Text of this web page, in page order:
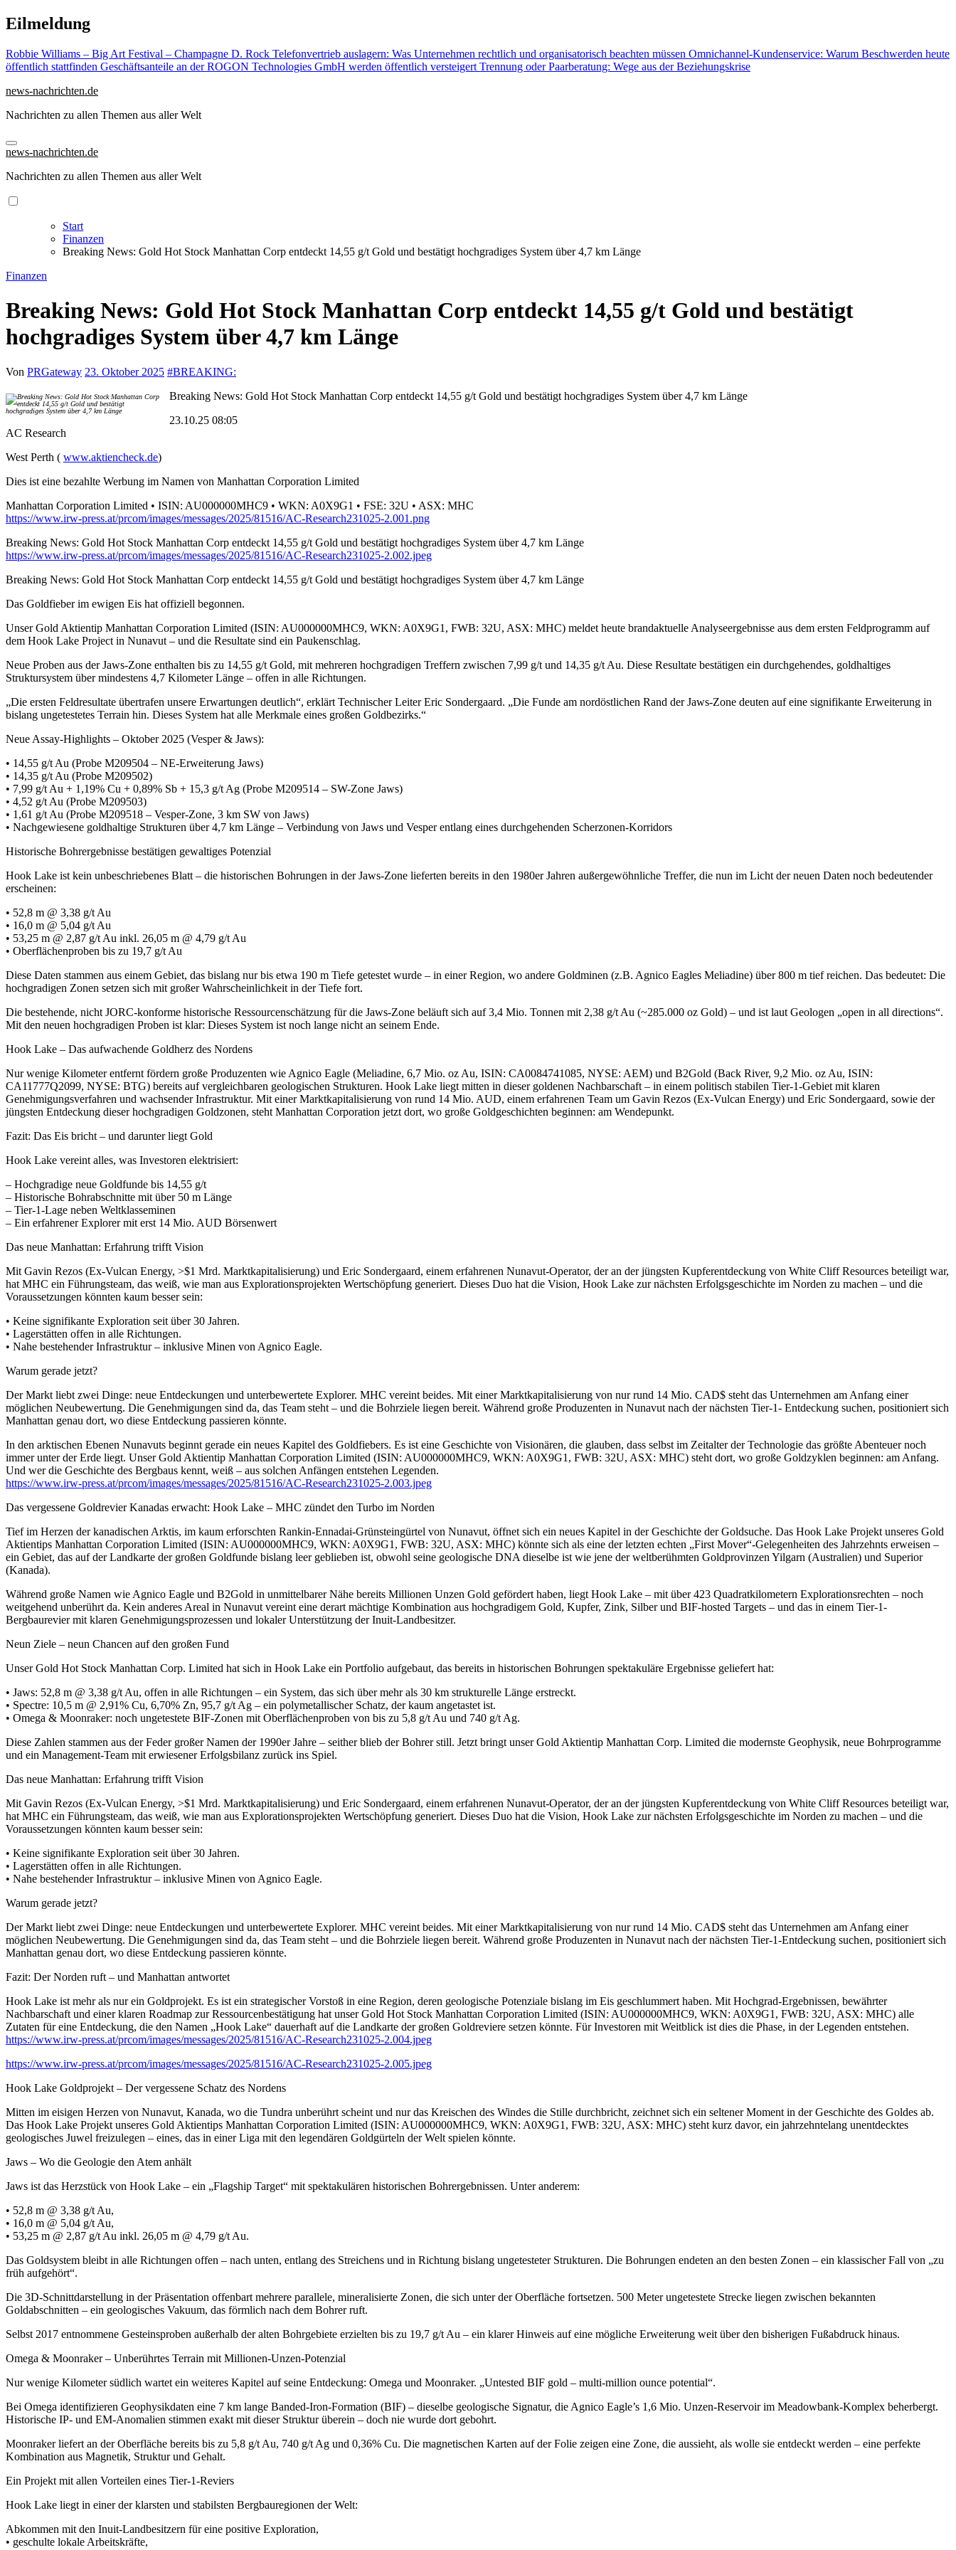
Zu
Inhalten
Eilmeldung
Robbie Williams – Big Art Festival – Champagne D. Rock Telefonvertrieb auslagern: Was Unternehmen rechtlich und organisatorisch beachten müssen Omnichannel-Kundenservice: Warum Beschwerden heute
öffentlich stattfinden Geschäftsanteile an der ROGON Technologies GmbH werden öffentlich versteigert Trennung oder Paarberatung: Wege aus der Beziehungskrise
news-nachrichten.de
Nachrichten zu allen Themen aus aller Welt
news-nachrichten.de
Nachrichten zu allen Themen aus aller Welt
Start
Finanzen
Breaking News: Gold Hot Stock Manhattan Corp entdeckt 14,55 g/t Gold und bestätigt hochgradiges System über 4,7 km Länge
Finanzen
Breaking News: Gold Hot Stock Manhattan Corp entdeckt 14,55 g/t Gold und bestätigt
hochgradiges System über 4,7 km Länge
Von PRGateway 23. Oktober 2025 #BREAKING:
Breaking News: Gold Hot Stock Manhattan Corp entdeckt 14,55 g/t Gold und bestätigt hochgradiges System über 4,7 km Länge
23.10.25 08:05
AC Research
West Perth ( www.aktiencheck.de)
Dies ist eine bezahlte Werbung im Namen von Manhattan Corporation Limited
Manhattan Corporation Limited • ISIN: AU000000MHC9 • WKN: A0X9G1 • FSE: 32U • ASX: MHC
https://www.irw-press.at/prcom/images/messages/2025/81516/AC-Research231025-2.001.png
Breaking News: Gold Hot Stock Manhattan Corp entdeckt 14,55 g/t Gold und bestätigt hochgradiges System über 4,7 km Länge
https://www.irw-press.at/prcom/images/messages/2025/81516/AC-Research231025-2.002.jpeg
Breaking News: Gold Hot Stock Manhattan Corp entdeckt 14,55 g/t Gold und bestätigt hochgradiges System über 4,7 km Länge
Das Goldfieber im ewigen Eis hat offiziell begonnen.
Unser Gold Aktientip Manhattan Corporation Limited (ISIN: AU000000MHC9, WKN: A0X9G1, FWB: 32U, ASX: MHC) meldet heute brandaktuelle Analyseergebnisse aus dem ersten Feldprogramm auf
dem Hook Lake Project in Nunavut – und die Resultate sind ein Paukenschlag.
Neue Proben aus der Jaws-Zone enthalten bis zu 14,55 g/t Gold, mit mehreren hochgradigen Treffern zwischen 7,99 g/t und 14,35 g/t Au. Diese Resultate bestätigen ein durchgehendes, goldhaltiges
Struktursystem über mindestens 4,7 Kilometer Länge – offen in alle Richtungen.
„Die ersten Feldresultate übertrafen unsere Erwartungen deutlich“, erklärt Technischer Leiter Eric Sondergaard. „Die Funde am nordöstlichen Rand der Jaws-Zone deuten auf eine signifikante Erweiterung in
bislang ungetestetes Terrain hin. Dieses System hat alle Merkmale eines großen Goldbezirks.“
Neue Assay-Highlights – Oktober 2025 (Vesper & Jaws):
• 14,55 g/t Au (Probe M209504 – NE-Erweiterung Jaws)
• 14,35 g/t Au (Probe M209502)
• 7,99 g/t Au + 1,19% Cu + 0,89% Sb + 15,3 g/t Ag (Probe M209514 – SW-Zone Jaws)
• 4,52 g/t Au (Probe M209503)
• 1,61 g/t Au (Probe M209518 – Vesper-Zone, 3 km SW von Jaws)
• Nachgewiesene goldhaltige Strukturen über 4,7 km Länge – Verbindung von Jaws und Vesper entlang eines durchgehenden Scherzonen-Korridors
Historische Bohrergebnisse bestätigen gewaltiges Potenzial
Hook Lake ist kein unbeschriebenes Blatt – die historischen Bohrungen in der Jaws-Zone lieferten bereits in den 1980er Jahren außergewöhnliche Treffer, die nun im Licht der neuen Daten noch bedeutender
erscheinen:
• 52,8 m @ 3,38 g/t Au
• 16,0 m @ 5,04 g/t Au
• 53,25 m @ 2,87 g/t Au inkl. 26,05 m @ 4,79 g/t Au
• Oberflächenproben bis zu 19,7 g/t Au
Diese Daten stammen aus einem Gebiet, das bislang nur bis etwa 190 m Tiefe getestet wurde – in einer Region, wo andere Goldminen (z.B. Agnico Eagles Meliadine) über 800 m tief reichen. Das bedeutet: Die
hochgradigen Zonen setzen sich mit großer Wahrscheinlichkeit in der Tiefe fort.
Die bestehende, nicht JORC-konforme historische Ressourcenschätzung für die Jaws-Zone beläuft sich auf 3,4 Mio. Tonnen mit 2,38 g/t Au (~285.000 oz Gold) – und ist laut Geologen „open in all directions“.
Mit den neuen hochgradigen Proben ist klar: Dieses System ist noch lange nicht an seinem Ende.
Hook Lake – Das aufwachende Goldherz des Nordens
Nur wenige Kilometer entfernt fördern große Produzenten wie Agnico Eagle (Meliadine, 6,7 Mio. oz Au, ISIN: CA0084741085, NYSE: AEM) und B2Gold (Back River, 9,2 Mio. oz Au, ISIN:
CA11777Q2099, NYSE: BTG) bereits auf vergleichbaren geologischen Strukturen. Hook Lake liegt mitten in dieser goldenen Nachbarschaft – in einem politisch stabilen Tier-1-Gebiet mit klaren
Genehmigungsverfahren und wachsender Infrastruktur. Mit einer Marktkapitalisierung von rund 14 Mio. AUD, einem erfahrenen Team um Gavin Rezos (Ex-Vulcan Energy) und Eric Sondergaard, sowie der
jüngsten Entdeckung dieser hochgradigen Goldzonen, steht Manhattan Corporation jetzt dort, wo große Goldgeschichten beginnen: am Wendepunkt.
Fazit: Das Eis bricht – und darunter liegt Gold
Hook Lake vereint alles, was Investoren elektrisiert:
– Hochgradige neue Goldfunde bis 14,55 g/t
– Historische Bohrabschnitte mit über 50 m Länge
– Tier-1-Lage neben Weltklasseminen
– Ein erfahrener Explorer mit erst 14 Mio. AUD Börsenwert
Das neue Manhattan: Erfahrung trifft Vision
Mit Gavin Rezos (Ex-Vulcan Energy, >$1 Mrd. Marktkapitalisierung) und Eric Sondergaard, einem erfahrenen Nunavut-Operator, der an der jüngsten Kupferentdeckung von White Cliff Resources beteiligt war,
hat MHC ein Führungsteam, das weiß, wie man aus Explorationsprojekten Wertschöpfung generiert. Dieses Duo hat die Vision, Hook Lake zur nächsten Erfolgsgeschichte im Norden zu machen – und die
Voraussetzungen könnten kaum besser sein:
• Keine signifikante Exploration seit über 30 Jahren.
• Lagerstätten offen in alle Richtungen.
• Nahe bestehender Infrastruktur – inklusive Minen von Agnico Eagle.
Warum gerade jetzt?
Der Markt liebt zwei Dinge: neue Entdeckungen und unterbewertete Explorer. MHC vereint beides. Mit einer Marktkapitalisierung von nur rund 14 Mio. CAD$ steht das Unternehmen am Anfang einer
möglichen Neubewertung. Die Genehmigungen sind da, das Team steht – und die Bohrziele liegen bereit. Während große Produzenten in Nunavut nach der nächsten Tier-1- Entdeckung suchen, positioniert sich
Manhattan genau dort, wo diese Entdeckung passieren könnte.
In den arktischen Ebenen Nunavuts beginnt gerade ein neues Kapitel des Goldfiebers. Es ist eine Geschichte von Visionären, die glauben, dass selbst im Zeitalter der Technologie das größte Abenteuer noch
immer unter der Erde liegt. Unser Gold Aktientip Manhattan Corporation Limited (ISIN: AU000000MHC9, WKN: A0X9G1, FWB: 32U, ASX: MHC) steht dort, wo große Goldzyklen beginnen: am Anfang.
Und wer die Geschichte des Bergbaus kennt, weiß – aus solchen Anfängen entstehen Legenden.
https://www.irw-press.at/prcom/images/messages/2025/81516/AC-Research231025-2.003.jpeg
Das vergessene Goldrevier Kanadas erwacht: Hook Lake – MHC zündet den Turbo im Norden
Tief im Herzen der kanadischen Arktis, im kaum erforschten Rankin-Ennadai-Grünsteingürtel von Nunavut, öffnet sich ein neues Kapitel in der Geschichte der Goldsuche. Das Hook Lake Projekt unseres Gold
Aktientips Manhattan Corporation Limited (ISIN: AU000000MHC9, WKN: A0X9G1, FWB: 32U, ASX: MHC) könnte sich als eine der letzten echten „First Mover“-Gelegenheiten des Jahrzehnts erweisen –
ein Gebiet, das auf der Landkarte der großen Goldfunde bislang leer geblieben ist, obwohl seine geologische DNA dieselbe ist wie jene der weltberühmten Goldprovinzen Yilgarn (Australien) und Superior
(Kanada).
Während große Namen wie Agnico Eagle und B2Gold in unmittelbarer Nähe bereits Millionen Unzen Gold gefördert haben, liegt Hook Lake – mit über 423 Quadratkilometern Explorationsrechten – noch
weitgehend unberührt da. Kein anderes Areal in Nunavut vereint eine derart mächtige Kombination aus hochgradigem Gold, Kupfer, Zink, Silber und BIF-hosted Targets – und das in einem Tier-1-
Bergbaurevier mit klaren Genehmigungsprozessen und lokaler Unterstützung der Inuit-Landbesitzer.
Neun Ziele – neun Chancen auf den großen Fund
Unser Gold Hot Stock Manhattan Corp. Limited hat sich in Hook Lake ein Portfolio aufgebaut, das bereits in historischen Bohrungen spektakuläre Ergebnisse geliefert hat:
• Jaws: 52,8 m @ 3,38 g/t Au, offen in alle Richtungen – ein System, das sich über mehr als 30 km strukturelle Länge erstreckt.
• Spectre: 10,5 m @ 2,91% Cu, 6,70% Zn, 95,7 g/t Ag – ein polymetallischer Schatz, der kaum angetastet ist.
• Omega & Moonraker: noch ungetestete BIF-Zonen mit Oberflächenproben von bis zu 5,8 g/t Au und 740 g/t Ag.
Diese Zahlen stammen aus der Feder großer Namen der 1990er Jahre – seither blieb der Bohrer still. Jetzt bringt unser Gold Aktientip Manhattan Corp. Limited die modernste Geophysik, neue Bohrprogramme
und ein Management-Team mit erwiesener Erfolgsbilanz zurück ins Spiel.
Das neue Manhattan: Erfahrung trifft Vision
Mit Gavin Rezos (Ex-Vulcan Energy, >$1 Mrd. Marktkapitalisierung) und Eric Sondergaard, einem erfahrenen Nunavut-Operator, der an der jüngsten Kupferentdeckung von White Cliff Resources beteiligt war,
hat MHC ein Führungsteam, das weiß, wie man aus Explorationsprojekten Wertschöpfung generiert. Dieses Duo hat die Vision, Hook Lake zur nächsten Erfolgsgeschichte im Norden zu machen – und die
Voraussetzungen könnten kaum besser sein:
• Keine signifikante Exploration seit über 30 Jahren.
• Lagerstätten offen in alle Richtungen.
• Nahe bestehender Infrastruktur – inklusive Minen von Agnico Eagle.
Warum gerade jetzt?
Der Markt liebt zwei Dinge: neue Entdeckungen und unterbewertete Explorer. MHC vereint beides. Mit einer Marktkapitalisierung von nur rund 14 Mio. CAD$ steht das Unternehmen am Anfang einer
möglichen Neubewertung. Die Genehmigungen sind da, das Team steht – und die Bohrziele liegen bereit. Während große Produzenten in Nunavut nach der nächsten Tier-1-Entdeckung suchen, positioniert sich
Manhattan genau dort, wo diese Entdeckung passieren könnte.
Fazit: Der Norden ruft – und Manhattan antwortet
Hook Lake ist mehr als nur ein Goldprojekt. Es ist ein strategischer Vorstoß in eine Region, deren geologische Potenziale bislang im Eis geschlummert haben. Mit Hochgrad-Ergebnissen, bewährter
Nachbarschaft und einer klaren Roadmap zur Ressourcenbestätigung hat unser Gold Hot Stock Manhattan Corporation Limited (ISIN: AU000000MHC9, WKN: A0X9G1, FWB: 32U, ASX: MHC) alle
Zutaten für eine Entdeckung, die den Namen „Hook Lake“ dauerhaft auf die Landkarte der großen Goldreviere setzen könnte. Für Investoren mit Weitblick ist dies die Phase, in der Legenden entstehen.
https://www.irw-press.at/prcom/images/messages/2025/81516/AC-Research231025-2.004.jpeg
https://www.irw-press.at/prcom/images/messages/2025/81516/AC-Research231025-2.005.jpeg
Hook Lake Goldprojekt – Der vergessene Schatz des Nordens
Mitten im eisigen Herzen von Nunavut, Kanada, wo die Tundra unberührt scheint und nur das Kreischen des Windes die Stille durchbricht, zeichnet sich ein seltener Moment in der Geschichte des Goldes ab.
Das Hook Lake Projekt unseres Gold Aktientips Manhattan Corporation Limited (ISIN: AU000000MHC9, WKN: A0X9G1, FWB: 32U, ASX: MHC) steht kurz davor, ein jahrzehntelang unentdecktes
geologisches Juwel freizulegen – eines, das in einer Liga mit den legendären Goldgürteln der Welt spielen könnte.
Jaws – Wo die Geologie den Atem anhält
Jaws ist das Herzstück von Hook Lake – ein „Flagship Target“ mit spektakulären historischen Bohrergebnissen. Unter anderem:
• 52,8 m @ 3,38 g/t Au,
• 16,0 m @ 5,04 g/t Au,
• 53,25 m @ 2,87 g/t Au inkl. 26,05 m @ 4,79 g/t Au.
Das Goldsystem bleibt in alle Richtungen offen – nach unten, entlang des Streichens und in Richtung bislang ungetesteter Strukturen. Die Bohrungen endeten an den besten Zonen – ein klassischer Fall von „zu
früh aufgehört“.
Die 3D-Schnittdarstellung in der Präsentation offenbart mehrere parallele, mineralisierte Zonen, die sich unter der Oberfläche fortsetzen. 500 Meter ungetestete Strecke liegen zwischen bekannten
Goldabschnitten – ein geologisches Vakuum, das förmlich nach dem Bohrer ruft.
Selbst 2017 entnommene Gesteinsproben außerhalb der alten Bohrgebiete erzielten bis zu 19,7 g/t Au – ein klarer Hinweis auf eine mögliche Erweiterung weit über den bisherigen Fußabdruck hinaus.
Omega & Moonraker – Unberührtes Terrain mit Millionen-Unzen-Potenzial
Nur wenige Kilometer südlich wartet ein weiteres Kapitel auf seine Entdeckung: Omega und Moonraker. „Untested BIF gold – multi-million ounce potential“.
Bei Omega identifizieren Geophysikdaten eine 7 km lange Banded-Iron-Formation (BIF) – dieselbe geologische Signatur, die Agnico Eagle’s 1,6 Mio. Unzen-Reservoir im Meadowbank-Komplex beherbergt.
Historische IP- und EM-Anomalien stimmen exakt mit dieser Struktur überein – doch nie wurde dort gebohrt.
Moonraker liefert an der Oberfläche bereits bis zu 5,8 g/t Au, 740 g/t Ag und 0,36% Cu. Die magnetischen Karten auf der Folie zeigen eine Zone, die aussieht, als wolle sie entdeckt werden – eine perfekte
Kombination aus Magnetik, Struktur und Gehalt.
Ein Projekt mit allen Vorteilen eines Tier-1-Reviers
Hook Lake liegt in einer der klarsten und stabilsten Bergbauregionen der Welt:
Abkommen mit den Inuit-Landbesitzern für eine positive Exploration,
• geschulte lokale Arbeitskräfte,